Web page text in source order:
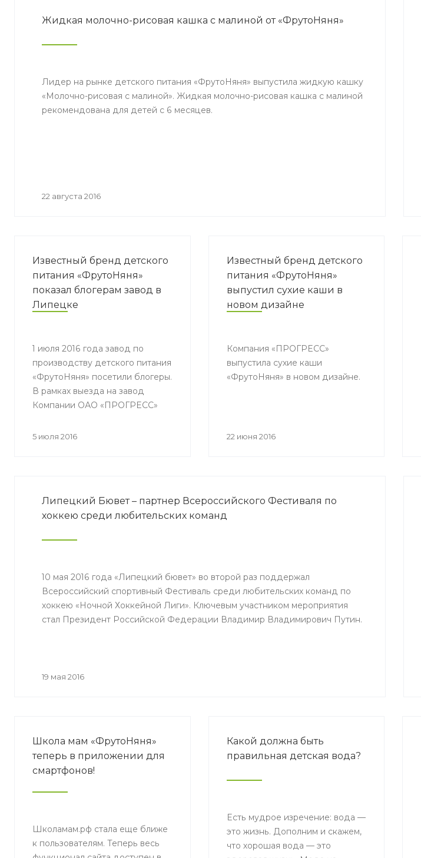
Жидкая молочно-рисовая кашка с малиной от «ФрутоНяня»
Лидер на рынке детского питания «ФрутоНяня» выпустила жидкую кашку
«Молочно-рисовая с малиной». Жидкая молочно-рисовая кашка с малиной
рекомендована для детей с 6 месяцев.
22 августа 2016
Известный бренд детского
питания «ФрутоНяня»
показал блогерам завод в
Липецке
1 июля 2016 года завод по
производству детского питания
«ФрутоНяня» посетили блогеры.
В рамках выезда на завод
Компании ОАО «ПРОГРЕСС»
возможность посмотреть все
5 июля 2016
Известный бренд детского
питания «ФрутоНяня»
выпустил сухие каши в
новом дизайне
Компания «ПРОГРЕСС»
выпустила сухие каши
«ФрутоНяня» в новом дизайне.
22 июня 2016
Липецкий Бювет – партнер Всероссийского Фестиваля по
хоккею среди любительских команд
10 мая 2016 года «Липецкий бювет» во второй раз поддержал
Всероссийский спортивный Фестиваль среди любительских команд по
хоккею «Ночной Хоккейной Лиги». Ключевым участником мероприятия
стал Президент Российской Федерации Владимир Владимирович Путин.
19 мая 2016
Школа мам «ФрутоНяня»
теперь в приложении для
смартфонов!
Школамам.рф стала еще ближе
к пользователям. Теперь весь
Какой должна быть
правильная детская вода?
Есть мудрое изречение: вода —
это жизнь. Дополним и скажем,
что хорошая вода — это